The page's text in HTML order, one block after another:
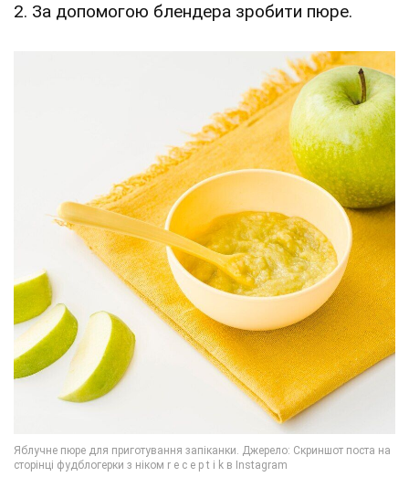
2. За допомогою блендера зробити пюре.